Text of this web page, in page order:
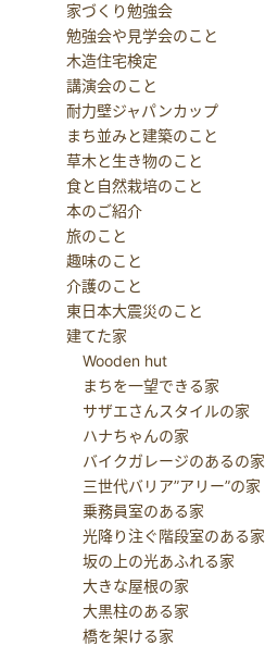
家づくり勉強会
勉強会や見学会のこと
木造住宅検定
講演会のこと
耐力壁ジャパンカップ
まち並みと建築のこと
草木と生き物のこと
食と自然栽培のこと
本のご紹介
旅のこと
趣味のこと
介護のこと
東日本大震災のこと
建てた家
Wooden hut
まちを一望できる家
サザエさんスタイルの家
ハナちゃんの家
バイクガレージのあるの家
三世代バリア”アリー”の家
乗務員室のある家
光降り注ぐ階段室のある家
坂の上の光あふれる家
大きな屋根の家
大黒柱のある家
橋を架ける家